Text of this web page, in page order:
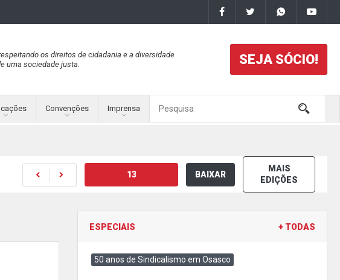
os direitos de cidadania e a diversidade
uma sociedade justa.
SEJA SÓCIO!
Convenções Imprensa
13 BAIXAR
MAIS
EDIÇÕES
ESPECIAIS + TODAS
50 anos de Sindicalismo em Osasco